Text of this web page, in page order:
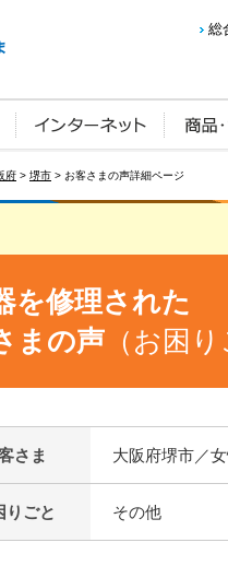
総
府 > 堺市 > お客さまの声詳細ページ
を修理された
まの声 （お困
さま 大阪府堺市／
りごと その他